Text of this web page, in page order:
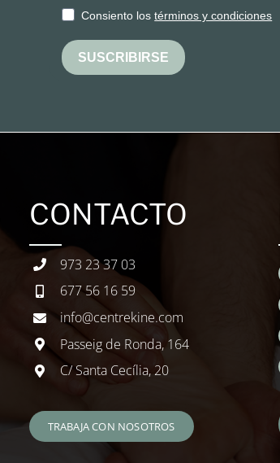
Consiento lostérminos y condiciones
SUSCRIBIRSE
CONTACTO
973 23 37 03
677 56 16 59
info@centrekine.com
Passeig de Ronda, 164
C/ Santa Cecília, 20
TRABAJA CON NOSOTROS